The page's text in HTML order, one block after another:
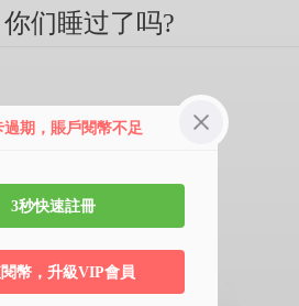
们睡过了吗?
期，賬戶閱幣不足
3秒快速註冊
幣，升級VIP會員